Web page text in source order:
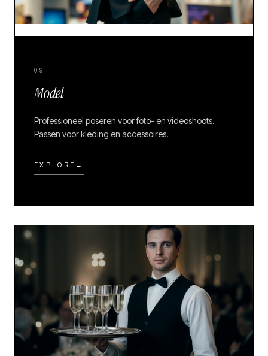
09
Model
Professioneel poseren voor foto- en videoshoots.
Passen voor kleding en accessoires.
EXPLORE →